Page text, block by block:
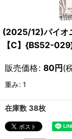
(2025/12)パイオ
【C】{BS52-
販売価格: 80円(
重み: 1
在庫数 38枚